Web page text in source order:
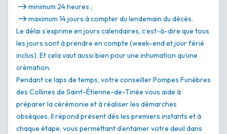
minimum 24 heures ;
maximum 14 jours à compter du lendemain du décès.
Le délai s’exprime en jours calendaires, c’est-à-dire que tous
les jours sont à prendre en compte (week-end et jour férié
inclus). Et cela vaut aussi bien pour une inhumation qu’une
crémation.
Pendant ce laps de temps, votre conseiller Pompes Funèbres
des Collines de Saint-Étienne-de-Tinée vous aide à
préparer la cérémonie et à réaliser les démarches
obsèques. Il répond présent dès les premiers instants et à
chaque étape, vous permettant d’entamer votre deuil dans